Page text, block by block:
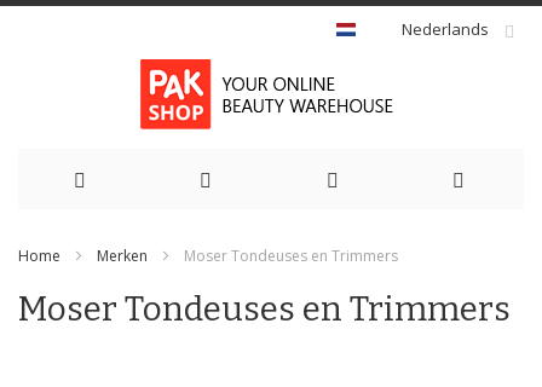
Nederlands
de
Home Merken Moser Tondeuses en Trimmers
Moser Tondeuses en Trimmers